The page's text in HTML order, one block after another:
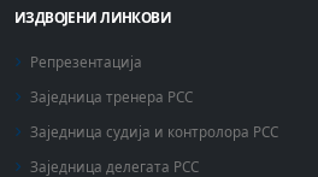
ИЗДВОЈЕНИ ЛИНКОВИ
Репрезентација
Заједница тренера РСС
Заједница судија и контролора РСС
Заједница делегата РСС